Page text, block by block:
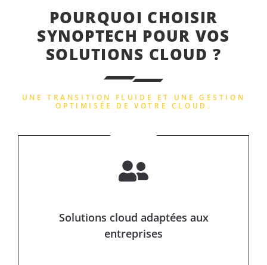
POURQUOI CHOISIR
SYNOPTECH POUR VOS
SOLUTIONS CLOUD ?
UNE TRANSITION FLUIDE ET UNE GESTION
OPTIMISÉE DE VOTRE CLOUD.
Solutions cloud adaptées aux
entreprises